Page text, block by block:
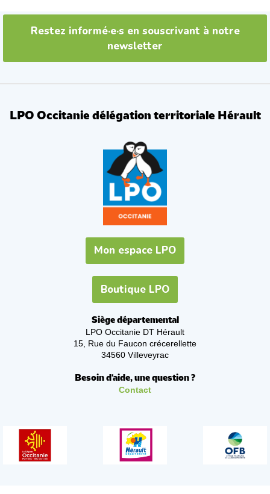
Restez informé·e·s en souscrivant à notre
newsletter
LPO Occitanie délégation territoriale Hérault
Mon espace LPO
Boutique LPO
Siège départemental
LPO Occitanie DT Hérault
15, Rue du Faucon crécerellette
34560 Villeveyrac
Besoin d'aide, une question ?
Contact